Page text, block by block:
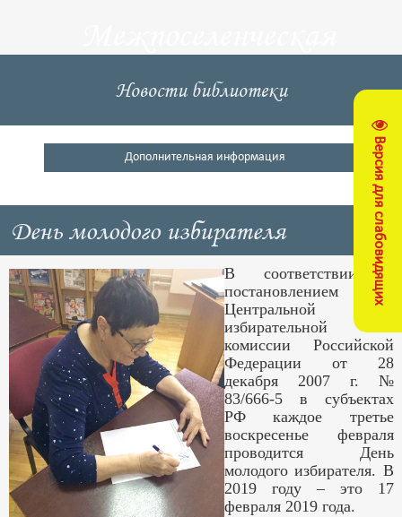
Версия для слабовидящих
центральная
библиотека
Кущевский район
Новости библиотеки
Дополнительная информация
День молодого избирателя
В соответствии с
постановлением
Центральной
избирательной
комиссии Российской
Федерации от 28
декабря 2007 г. №
83/666-5 в субъектах
РФ каждое третье
воскресенье февраля
проводится День
молодого избирателя. В
2019 году – это 17
февраля 2019 года.